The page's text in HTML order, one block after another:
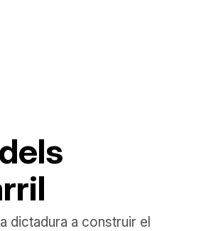
dictadura a construir el